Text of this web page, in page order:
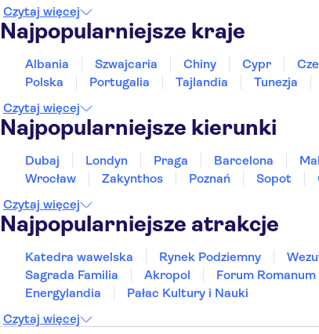
Czytaj więcej
Najpopularniejsze kraje
Albania Szwajcaria Chiny Cypr
Polska
Portugalia Tajlandia Tunezja
Czytaj więcej
Najpopularniejsze kierunki
Dubaj Londyn Praga Barcelona
Wrocław
Zakynthos Poznań Sopot
Czytaj więcej
Najpopularniejsze atrakcje
Katedra wawelska Rynek Podziemny
Sagrada Familia
Akropol Forum Romanum
Energylandia
Pałac Kultury i Nauki
Czytaj więcej